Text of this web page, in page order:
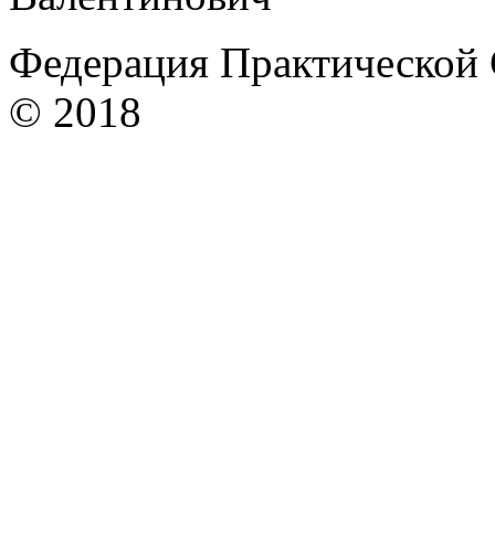
Федерация Практической
© 2018